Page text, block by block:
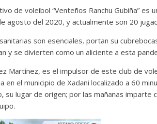
de voleibol “Venteños Ranchu Gubiña”
agosto del 2020, y actualmente son 20
son esenciales, portan su
y se divierten como un aliciente a esta
Martínez, es el impulsor de este club de
en el municipio de Xadani localizado a 60
su lugar de origen; por las mañanas